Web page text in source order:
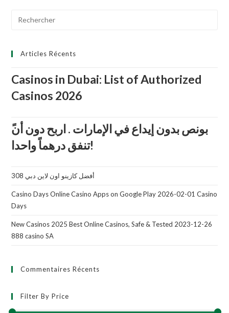
Search
Articles Récents
Casinos in Dubai: List of Authorized
Casinos 2026
تنفق درهماً واحدا!
أفضل كازينو اون لاين دبي 308
Casino Days Online Casino Apps on Google Play 2026-02-01 Casino
Days
New Casinos 2025 Best Online Casinos, Safe & Tested 2023-12-26
888 casino SA
Commentaires Récents
Filter By Price